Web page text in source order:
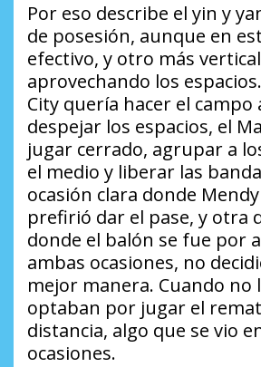
Por eso describe el yin y
de posesión, aunque en
efectivo, y otro más
aprovechando los
City quería hacer el
despejar los espacios, el
jugar cerrado, agrupar a
el medio y liberar las
ocasión clara donde
prefirió dar el pase, y otra
donde el balón se fue por
ambas ocasiones, no
mejor manera. Cuando no
optaban por jugar el
distancia, algo que se vio
ocasiones.